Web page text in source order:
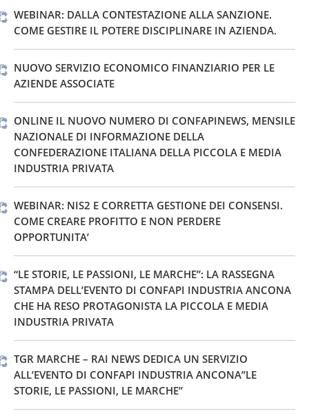
WEBINAR: DALLA CONTESTAZIONE ALLA SANZIONE.
COME GESTIRE IL POTERE DISCIPLINARE IN AZIENDA.
NUOVO SERVIZIO ECONOMICO FINANZIARIO PER LE
AZIENDE ASSOCIATE
ONLINE IL NUOVO NUMERO DI CONFAPINEWS, MENSILE
NAZIONALE DI INFORMAZIONE DELLA
CONFEDERAZIONE ITALIANA DELLA PICCOLA E MEDIA
INDUSTRIA PRIVATA
WEBINAR: NIS2 E CORRETTA GESTIONE DEI CONSENSI.
COME CREARE PROFITTO E NON PERDERE
OPPORTUNITA’
“LE STORIE, LE PASSIONI, LE MARCHE”: LA RASSEGNA
STAMPA DELL’EVENTO DI CONFAPI INDUSTRIA ANCONA
CHE HA RESO PROTAGONISTA LA PICCOLA E MEDIA
INDUSTRIA PRIVATA
TGR MARCHE – RAI NEWS DEDICA UN SERVIZIO
ALL’EVENTO DI CONFAPI INDUSTRIA ANCONA”LE
STORIE, LE PASSIONI, LE MARCHE”